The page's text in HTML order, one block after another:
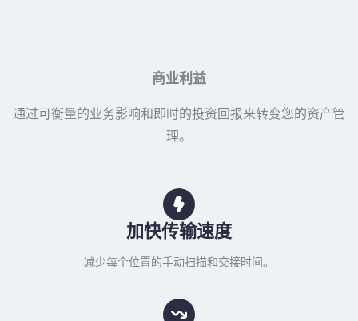
商业利益
通过可衡量的业务影响和即时的投资回报来转变您的资产管
理。
加快传输速度
减少每个位置的手动扫描和交接时间。